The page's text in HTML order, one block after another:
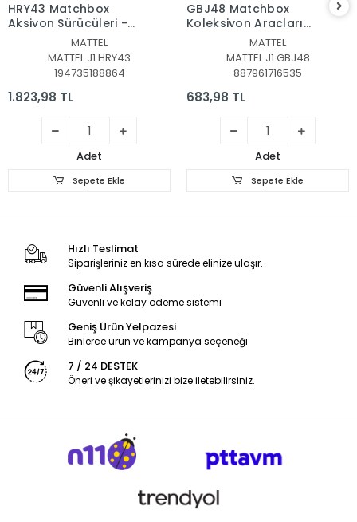
HRY43 Matchbox
Aksiyon Sürücüleri -
Çekici ve Tamir
Kamyonu
MATTEL
MATTEL.J1.HRY43
194735188864
1.823,98 TL
Adet
Sepete Ekle
GBJ48 Matchbox
Koleksiyon Araçları
MATTEL
MATTEL.J1.GBJ48
887961716535
683,98 TL
Adet
Sepete Ekle
Hızlı Teslimat
Siparişleriniz en kısa sürede elinize ulaşır.
Güvenli Alışveriş
Güvenli ve kolay ödeme sistemi
Geniş Ürün Yelpazesi
Binlerce ürün ve kampanya seçeneği
7 / 24 DESTEK
Öneri ve şikayetlerinizi bize iletebilirsiniz.